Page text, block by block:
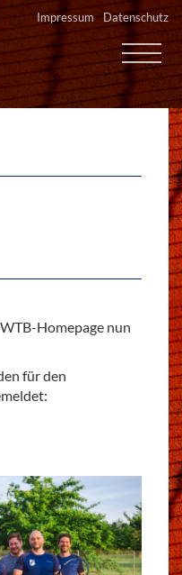
Impressum Datenschutz
Homepage nun
für den